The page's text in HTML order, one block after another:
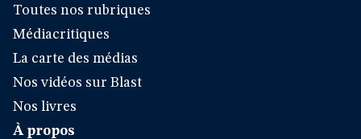
Toutes nos rubriques
Médiacritiques
La carte des médias
Nos vidéos sur Blast
Nos livres
À propos